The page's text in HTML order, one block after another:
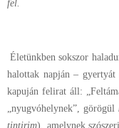
fel.
Életünkben sokszor
halottak napján –
kapuján felirat áll:
„nyugvóhelynek”, görögül
ţintirim), amelynek